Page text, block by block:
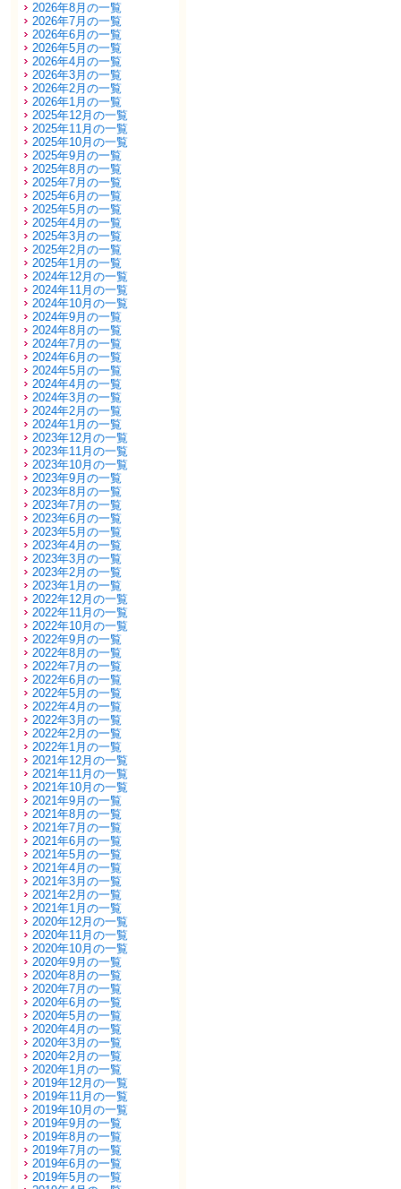
2026年8月の一覧
2026年7月の一覧
2026年6月の一覧
2026年5月の一覧
2026年4月の一覧
2026年3月の一覧
2026年2月の一覧
2026年1月の一覧
2025年12月の一覧
2025年11月の一覧
2025年10月の一覧
2025年9月の一覧
2025年8月の一覧
2025年7月の一覧
2025年6月の一覧
2025年5月の一覧
2025年4月の一覧
2025年3月の一覧
2025年2月の一覧
2025年1月の一覧
2024年12月の一覧
2024年11月の一覧
2024年10月の一覧
2024年9月の一覧
2024年8月の一覧
2024年7月の一覧
2024年6月の一覧
2024年5月の一覧
2024年4月の一覧
2024年3月の一覧
2024年2月の一覧
2024年1月の一覧
2023年12月の一覧
2023年11月の一覧
2023年10月の一覧
2023年9月の一覧
2023年8月の一覧
2023年7月の一覧
2023年6月の一覧
2023年5月の一覧
2023年4月の一覧
2023年3月の一覧
2023年2月の一覧
2023年1月の一覧
2022年12月の一覧
2022年11月の一覧
2022年10月の一覧
2022年9月の一覧
2022年8月の一覧
2022年7月の一覧
2022年6月の一覧
2022年5月の一覧
2022年4月の一覧
2022年3月の一覧
2022年2月の一覧
2022年1月の一覧
2021年12月の一覧
2021年11月の一覧
2021年10月の一覧
2021年9月の一覧
2021年8月の一覧
2021年7月の一覧
2021年6月の一覧
2021年5月の一覧
2021年4月の一覧
2021年3月の一覧
2021年2月の一覧
2021年1月の一覧
2020年12月の一覧
2020年11月の一覧
2020年10月の一覧
2020年9月の一覧
2020年8月の一覧
2020年7月の一覧
2020年6月の一覧
2020年5月の一覧
2020年4月の一覧
2020年3月の一覧
2020年2月の一覧
2020年1月の一覧
2019年12月の一覧
2019年11月の一覧
2019年10月の一覧
2019年9月の一覧
2019年8月の一覧
2019年7月の一覧
2019年6月の一覧
2019年5月の一覧